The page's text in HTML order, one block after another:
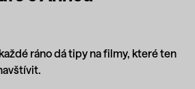
ráno dá tipy na filmy, které ten